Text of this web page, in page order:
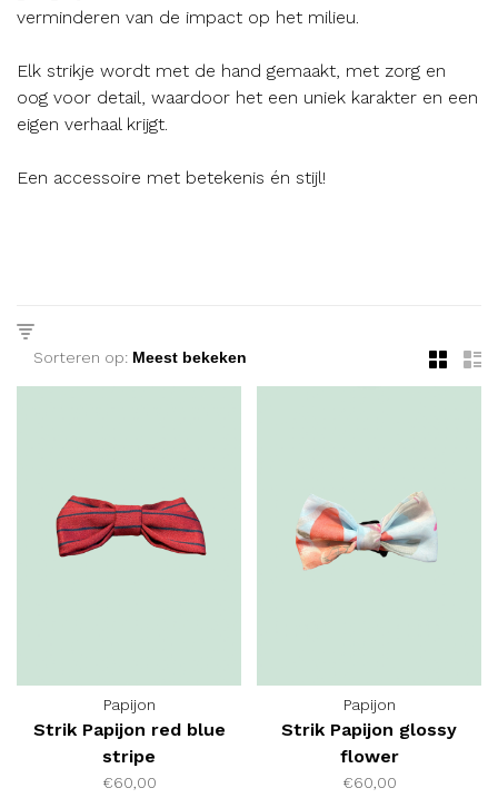
verminderen van de impact op het milieu.
Elk strikje wordt met de hand gemaakt, met zorg en
oog voor detail, waardoor het een uniek karakter en een
eigen verhaal krijgt.
Een accessoire met betekenis én stijl!
Sorteren op:
Papijon
Strik Papijon red blue
stripe
€60,00
Papijon
Strik Papijon glossy
flower
€60,00